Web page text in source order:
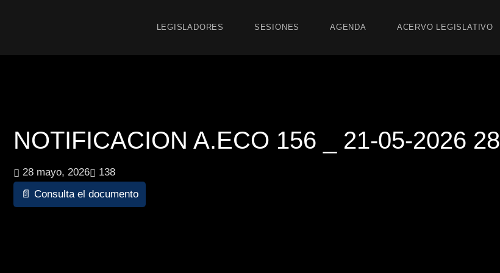
LEGISLADORES SESIONES AGENDA ACERVO LEGISLATIVO
NOTIFICACION A.ECO 156 _ 21-05-2026 28
28 mayo, 2026
138
📄 Consulta el documento